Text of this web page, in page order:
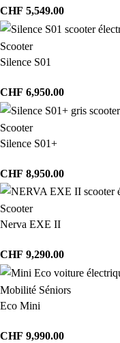
CHF 5,549.00
Scooter
Silence S01
CHF 6,950.00
Scooter
Silence S01+
CHF 8,950.00
Scooter
Nerva EXE II
CHF 9,290.00
Mobilité Séniors
Eco Mini
CHF 9,990.00